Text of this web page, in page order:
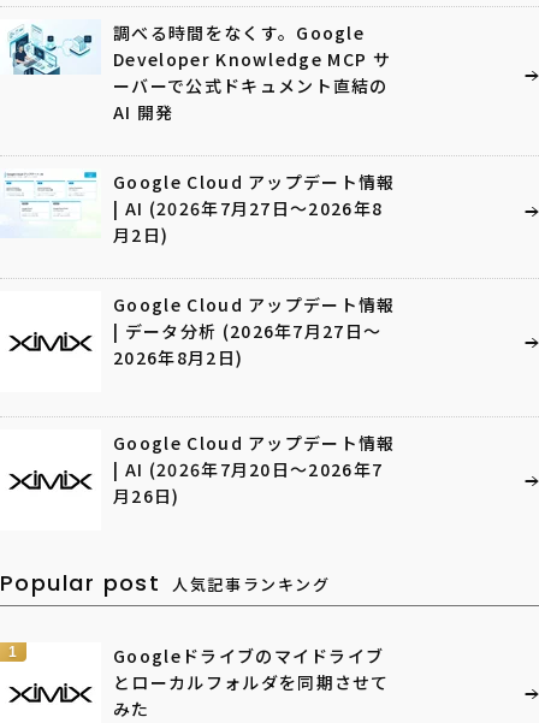
調べる時間をなくす。Google
Developer Knowledge MCP サ
ーバーで公式ドキュメント直結の
AI 開発
Google Cloud アップデート情報
| AI (2026年7月27日〜2026年8
月2日)
Google Cloud アップデート情報
| データ分析 (2026年7月27日〜
2026年8月2日)
Google Cloud アップデート情報
| AI (2026年7月20日〜2026年7
月26日)
Popular post 人気記事ランキング
1
Googleドライブのマイドライブ
とローカルフォルダを同期させて
みた